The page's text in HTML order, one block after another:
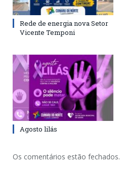
Rede de energia nova Setor
Vicente Temponi
Agosto lilás
Os comentários estão fechados.